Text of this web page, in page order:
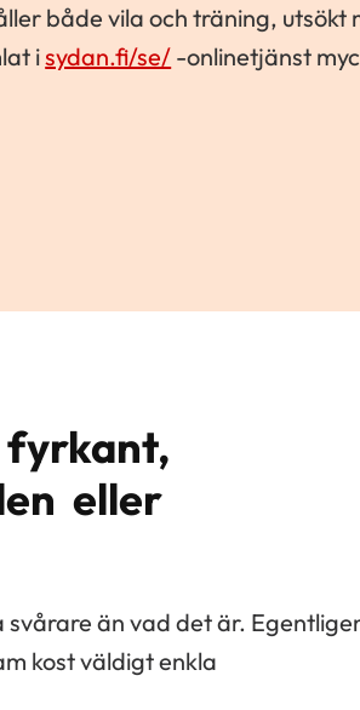
både vila och träning, utsökt
isydan.fi/se/ -onlinetjänst
fyrkant,
eller
än vad det är.
kost väldigt enkla